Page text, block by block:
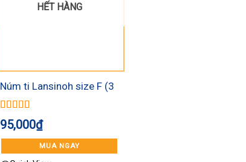
HẾT HÀNG
Núm ti Lansinoh size F (3
tia)
Được xếp
hạng5.005
sao
95,000₫
MUA NGAY